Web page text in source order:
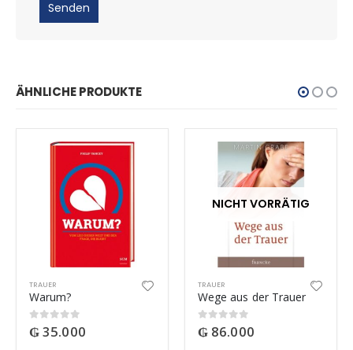
ÄHNLICHE PRODUKTE
TRAUER
Warum?
0out of 5
₲35.000
NICHT VORRÄTIG
TRAUER
Wege aus der Trauer
0out of 5
₲ 86.000